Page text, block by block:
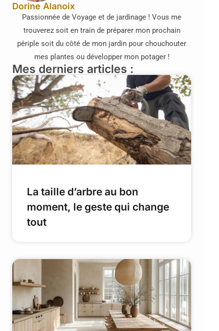
Dorine Alanoix
Passionnée de Voyage et de jardinage ! Vous me
trouverez soit en train de préparer mon prochain
périple soit du côté de mon jardin pour chouchouter
mes plantes ou développer mon potager !
Mes derniers articles :
La taille d’arbre au bon
moment, le geste qui change
tout